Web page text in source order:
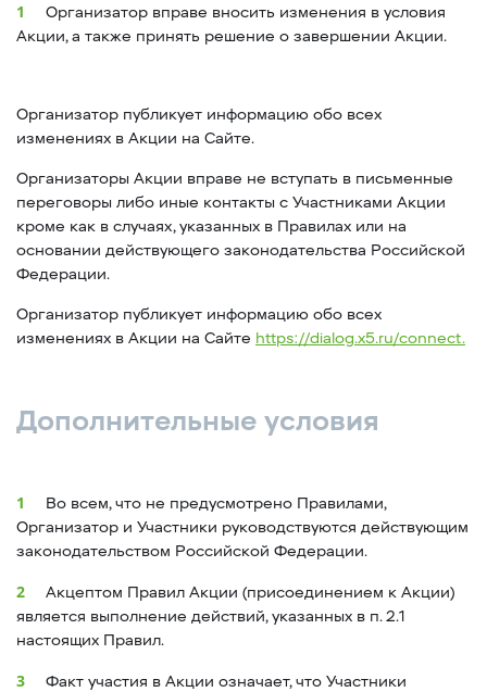
Организатор вправе вносить изменения в условия
Акции, а также принять решение о завершении Акции.
Организатор публикует информацию обо всех
изменениях в Акции на Сайте.
Организаторы Акции вправе не вступать в письменные
переговоры либо иные контакты с Участниками Акции
кроме как в случаях, указанных в Правилах или на
основании действующего законодательства Российской
Федерации.
Организатор публикует информацию обо всех
изменениях в Акции на Сайте https://dialog.x5.ru/connect.
Дополнительные условия
Во всем, что не предусмотрено Правилами,
Организатор и Участники руководствуются действующим
законодательством Российской Федерации.
Акцептом Правил Акции (присоединением к Акции)
является выполнение действий, указанных в п. 2.1
настоящих Правил.
Факт участия в Акции означает, что Участники